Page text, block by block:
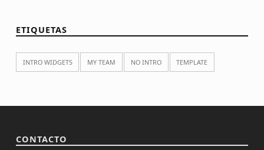
ETIQUETAS
INTRO WIDGETS MY TEAM NO INTRO TEMPLATE
CONTACTO